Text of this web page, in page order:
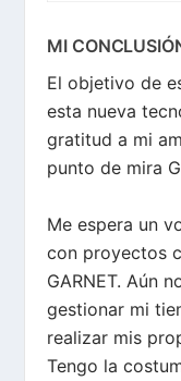
MI
El objetivo de
esta nueva
gratitud a mi
punto de mira
Me espera un
con proyectos
GARNET. Aún
gestionar mi
realizar mis
Tengo la